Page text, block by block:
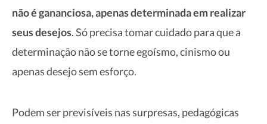
não é gananciosa, apenas determinada em realizar
seus desejos. Só precisa tomar cuidado para que a
determinação não se torne egoísmo, cinismo ou
apenas desejo sem esforço.
Podem ser previsíveis nas surpresas, pedagógicas